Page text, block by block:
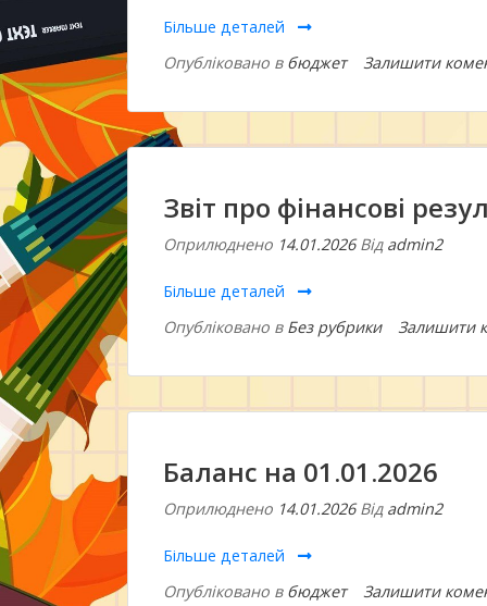
Більше деталей
Опубліковано в бюджет Залишити
Звіт про фінансові
Оприлюднено 14.01.2026Від admin2
Більше деталей
Опубліковано в Без рубрики Залишити
Баланс на 01.01.2026
Оприлюднено 14.01.2026Від admin2
Більше деталей
Опубліковано в бюджет Залишити